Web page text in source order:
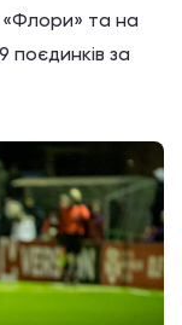
та на
поєдинків за